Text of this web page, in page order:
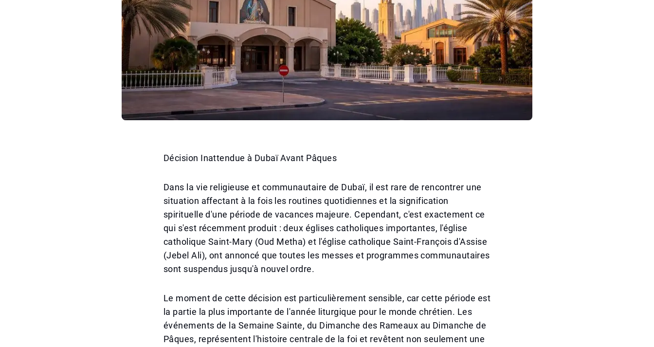
Décision Inattendue à Dubaï Avant Pâques
Dans la vie religieuse et communautaire de Dubaï, il est rare de rencontrer une
situation affectant à la fois les routines quotidiennes et la signification
spirituelle d'une période de vacances majeure. Cependant, c'est exactement ce
qui s'est récemment produit : deux églises catholiques importantes, l'église
catholique Saint-Mary (Oud Metha) et l'église catholique Saint-François d'Assise
(Jebel Ali), ont annoncé que toutes les messes et programmes communautaires
sont suspendus jusqu'à nouvel ordre.
Le moment de cette décision est particulièrement sensible, car cette période est
la partie la plus importante de l'année liturgique pour le monde chrétien. Les
événements de la Semaine Sainte, du Dimanche des Rameaux au Dimanche de
Pâques, représentent l'histoire centrale de la foi et revêtent non seulement une